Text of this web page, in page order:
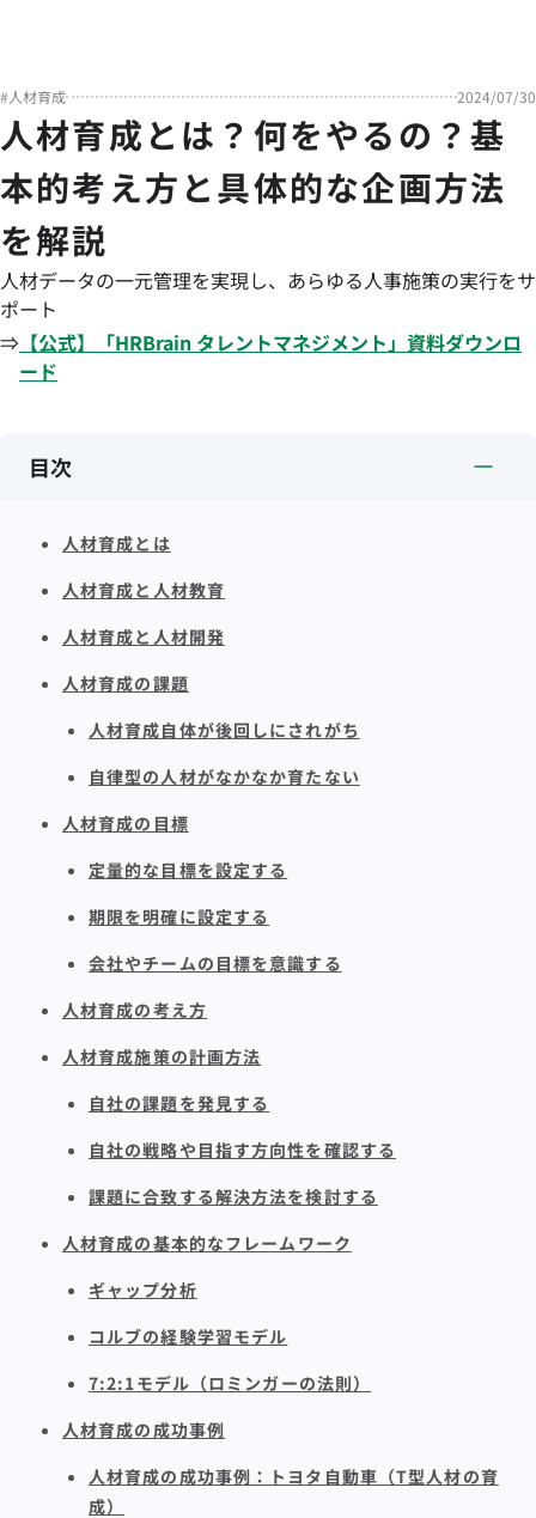
#人材育成 2024/07/30
人材育成とは？何をやるの？基
本的考え方と具体的な企画方法
を解説
人材データの一元管理を実現し、あらゆる人事施策の実行をサ
ポート
⇒ 【公式】「HRBrain タレントマネジメント」資料ダウンロ
ード
目次
人材育成とは
人材育成と人材教育
人材育成と人材開発
人材育成の課題
人材育成自体が後回しにされがち
自律型の人材がなかなか育たない
人材育成の目標
定量的な目標を設定する
期限を明確に設定する
会社やチームの目標を意識する
人材育成の考え方
人材育成施策の計画方法
自社の課題を発見する
自社の戦略や目指す方向性を確認する
課題に合致する解決方法を検討する
人材育成の基本的なフレームワーク
ギャップ分析
コルブの経験学習モデル
7:2:1モデル（ロミンガーの法則）
人材育成の成功事例
人材育成の成功事例：トヨタ自動車（T型人材の育
成）